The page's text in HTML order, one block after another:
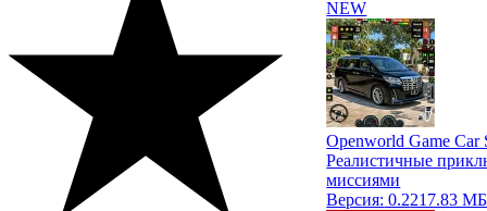
NEW
Openworld Game Car
Реалистичные
миссиями
Версия: 0.2217.83 МБ